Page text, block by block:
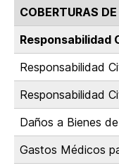
COBERTURAS
Responsabilidad
Responsabilidad
Responsabilidad
Daños a Bienes
Gastos Médicos